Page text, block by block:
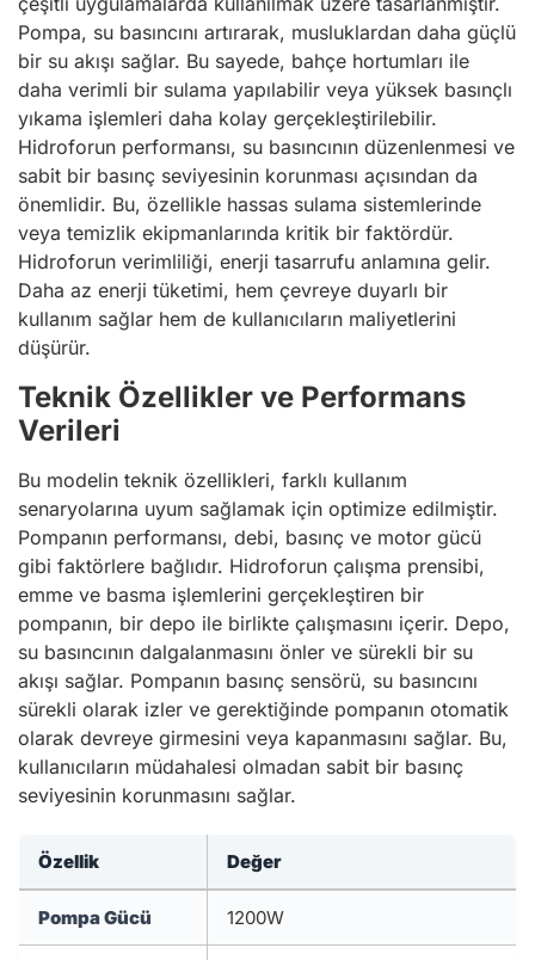
Pompa, su basıncını artırarak, musluklardan daha güçlü
bir su akışı sağlar. Bu sayede, bahçe hortumları ile
daha verimli bir sulama yapılabilir veya yüksek basınçlı
yıkama işlemleri daha kolay gerçekleştirilebilir.
Hidroforun performansı, su basıncının düzenlenmesi ve
sabit bir basınç seviyesinin korunması açısından da
önemlidir. Bu, özellikle hassas sulama sistemlerinde
veya temizlik ekipmanlarında kritik bir faktördür.
Hidroforun verimliliği, enerji tasarrufu anlamına gelir.
Daha az enerji tüketimi, hem çevreye duyarlı bir
kullanım sağlar hem de kullanıcıların maliyetlerini
düşürür.
Teknik Özellikler ve Performans
Verileri
Bu modelin teknik özellikleri, farklı kullanım
senaryolarına uyum sağlamak için optimize edilmiştir.
Pompanın performansı, debi, basınç ve motor gücü
gibi faktörlere bağlıdır. Hidroforun çalışma prensibi,
emme ve basma işlemlerini gerçekleştiren bir
pompanın, bir depo ile birlikte çalışmasını içerir. Depo,
su basıncının dalgalanmasını önler ve sürekli bir su
akışı sağlar. Pompanın basınç sensörü, su basıncını
sürekli olarak izler ve gerektiğinde pompanın otomatik
olarak devreye girmesini veya kapanmasını sağlar. Bu,
kullanıcıların müdahalesi olmadan sabit bir basınç
seviyesinin korunmasını sağlar.
Özellik Değer
Pompa Gücü 1200W